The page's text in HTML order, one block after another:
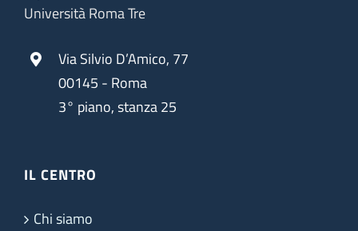
Università Roma Tre
Via Silvio D’Amico, 77
00145 - Roma
3° piano, stanza 25
IL CENTRO
Chi siamo